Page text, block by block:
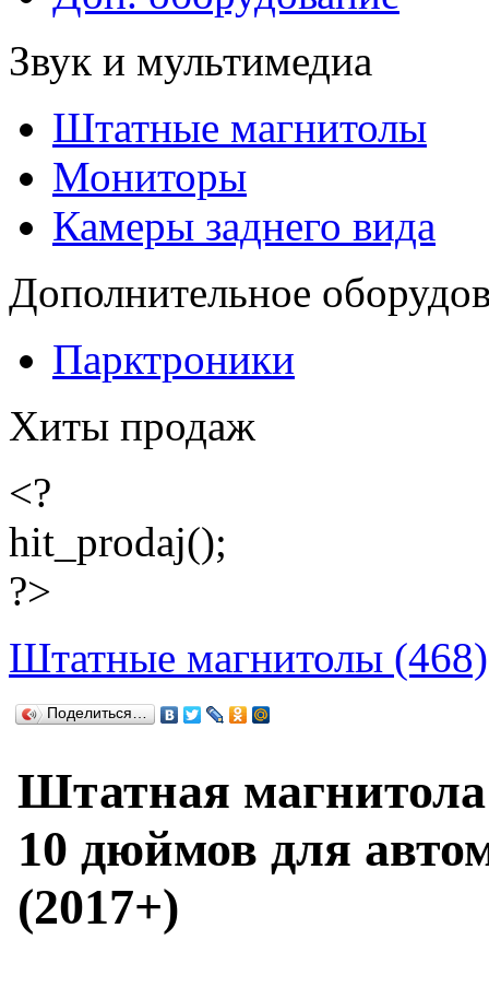
Звук и мультимедиа
Штатные магнитолы
Мониторы
Камеры заднего вида
Дополнительное
Парктроники
Хиты продаж
<?
hit_prodaj();
?>
Штатные магнитолы (468)
Поделиться…
Штатная магнитола
10 дюймов для
(2017+)